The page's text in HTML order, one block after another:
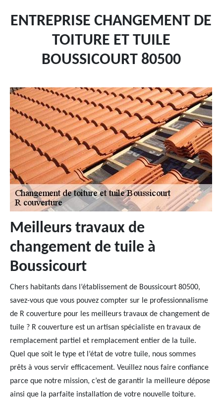
ENTREPRISE CHANGEMENT DE
TOITURE ET TUILE
BOUSSICOURT 80500
Meilleurs travaux de
changement de tuile à
Boussicourt
Chers habitants dans l’établissement de Boussicourt 80500,
savez-vous que vous pouvez compter sur le professionnalisme
de R couverture pour les meilleurs travaux de changement de
tuile ? R couverture est un artisan spécialiste en travaux de
remplacement partiel et remplacement entier de la tuile.
Quel que soit le type et l’état de votre tuile, nous sommes
prêts à vous servir efficacement. Veuillez nous faire confiance
parce que notre mission, c’est de garantir la meilleure dépose
ainsi que la parfaite installation de votre nouvelle toiture.